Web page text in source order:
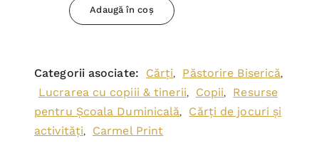
Adaugă în coș
Categorii asociate: Cărți, Păstorire Biserică,
Lucrarea cu copiii & tinerii, Copii,
Resurse
pentru Școala Duminicală,
Cărți de jocuri și
activități, Carmel Print